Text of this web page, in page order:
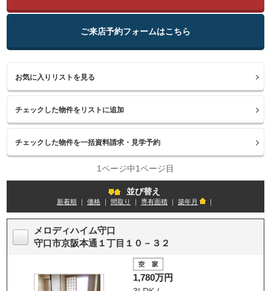
ご来店予約フォームはこちら
お気に入りリストを見る
1ページ中1ページ目
並び替え
新着順 価格 間取り 専有面積 築年月
メロディハイム守口
守口市京阪本通１丁目１０－３２
1,780万円